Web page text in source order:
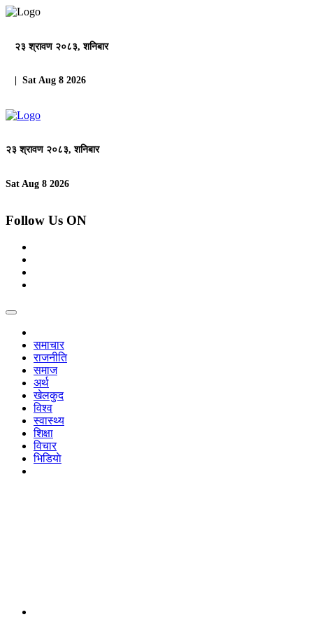
२३ श्रावण २०८३, शनिबार
| Sat Aug 8 2026
२३ श्रावण २०८३, शनिबार
Sat Aug 8 2026
Follow Us ON
समाचार
राजनीति
समाज
अर्थ
खेलकुद
विश्व
स्वास्थ्य
शिक्षा
विचार
भिडियाे